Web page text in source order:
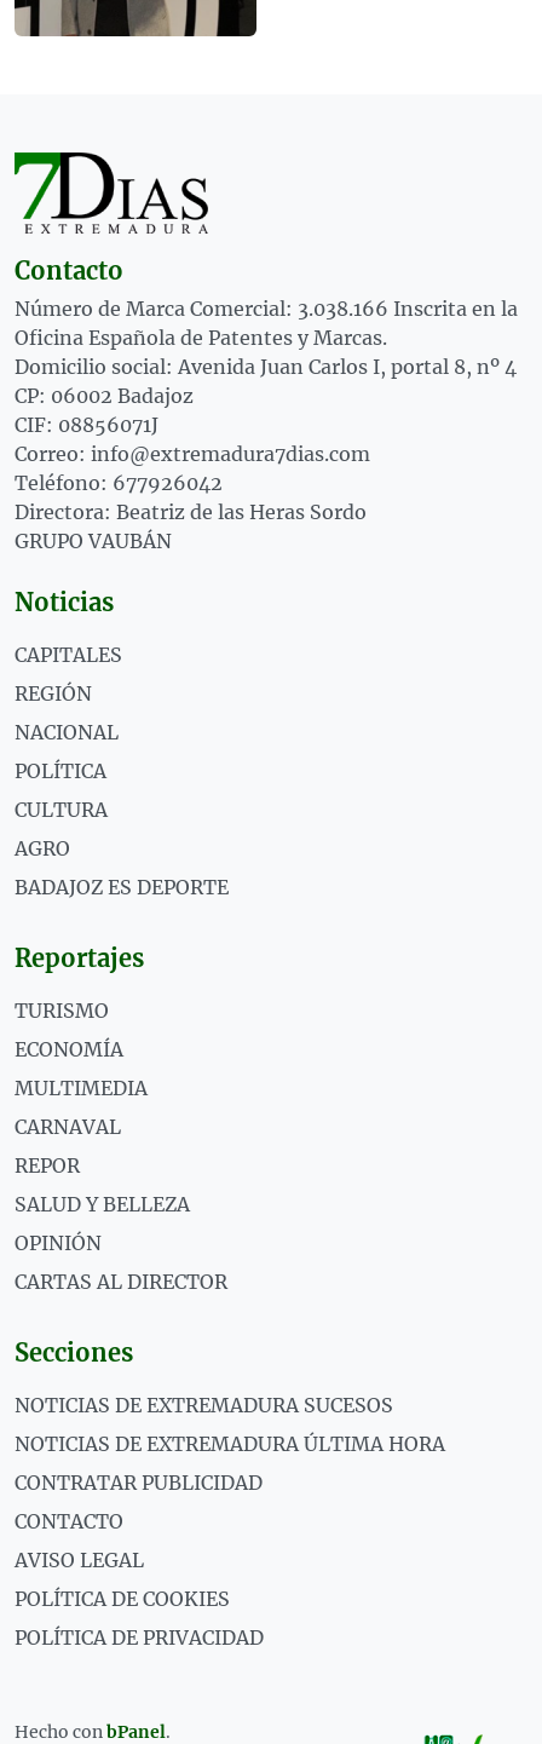
Contacto
Número de Marca Comercial: 3.038.166 Inscrita en la
Oficina Española de Patentes y Marcas.
Domicilio social: Avenida Juan Carlos I, portal 8, nº 4
CP: 06002 Badajoz
CIF: 08856071J
Correo: info@extremadura7dias.com
Teléfono: 677926042
Directora: Beatriz de las Heras Sordo
GRUPO VAUBÁN
Noticias
CAPITALES
REGIÓN
NACIONAL
POLÍTICA
CULTURA
AGRO
BADAJOZ ES DEPORTE
Reportajes
TURISMO
ECONOMÍA
MULTIMEDIA
CARNAVAL
REPOR
SALUD Y BELLEZA
OPINIÓN
CARTAS AL DIRECTOR
Secciones
NOTICIAS DE EXTREMADURA SUCESOS
NOTICIAS DE EXTREMADURA ÚLTIMA HORA
CONTRATAR PUBLICIDAD
CONTACTO
AVISO LEGAL
POLÍTICA DE COOKIES
POLÍTICA DE PRIVACIDAD
Hecho conbPanel.